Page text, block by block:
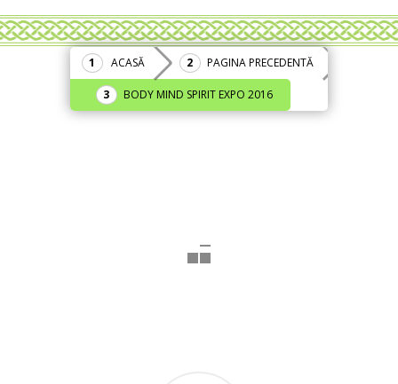
ACASĂ PAGINA PRECEDENTĂ
BODY MIND SPIRIT EXPO 2016